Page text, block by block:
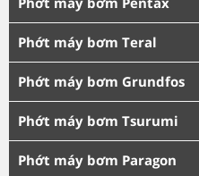
Phớt máy bơm Teral
Phớt máy bơm Grundfos
Phớt máy bơm Tsurumi
Phớt máy bơm Paragon